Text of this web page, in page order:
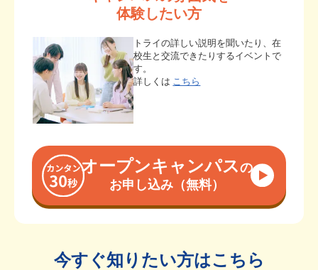
体験したい方
トライの詳しい説明を聞いたり、在
校生と交流できたりするイベントで
す。
詳しくは こちら
オープンキャンパスの
お申し込み（無料）
今すぐ知りたい方はこちら